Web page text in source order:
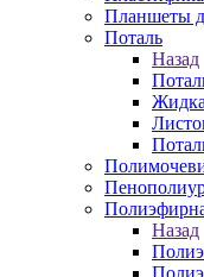
Планшеты
Поталь
Назад
Назад